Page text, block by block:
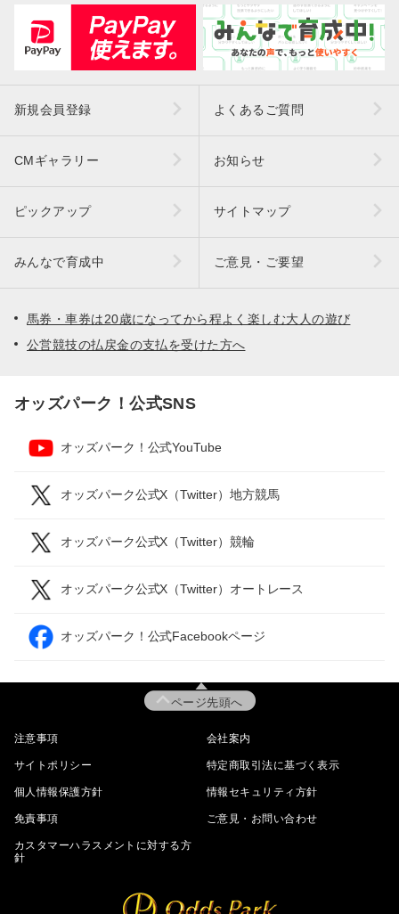
新規会員登録 よくあるご質問
CMギャラリー お知らせ
ピックアップ サイトマップ
みんなで育成中 ご意見・ご要望
馬券・車券は20歳になってから程よく楽しむ大人の遊び
公営競技の払戻金の支払を受けた方へ
オッズパーク！公式SNS
オッズパーク！公式YouTube
オッズパーク公式X（Twitter）地方競馬
オッズパーク公式X（Twitter）競輪
オッズパーク公式X（Twitter）オートレース
オッズパーク！公式Facebookページ
ページ先頭へ
注意事項 会社案内
サイトポリシー 特定商取引法に基づく表示
個人情報保護方針 情報セキュリティ方針
免責事項 ご意見・お問い合わせ
カスタマーハラスメントに対する方
針